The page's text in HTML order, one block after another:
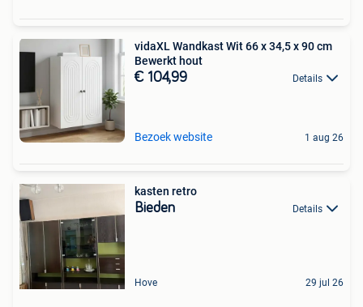
vidaXL Wandkast Wit 66 x 34,5 x 90 cm
Bewerkt hout
€ 104,99 Details
Bezoek website 1 aug 26
kasten retro
Bieden Details
Hove 29 jul 26